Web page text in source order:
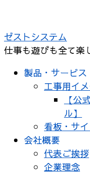
テ
ン
ゼストシステム
仕事も遊びも全て楽
製品・サービス
工事用イ
【公
ル】
看板・サ
会社概要
代表ご挨拶
企業理念